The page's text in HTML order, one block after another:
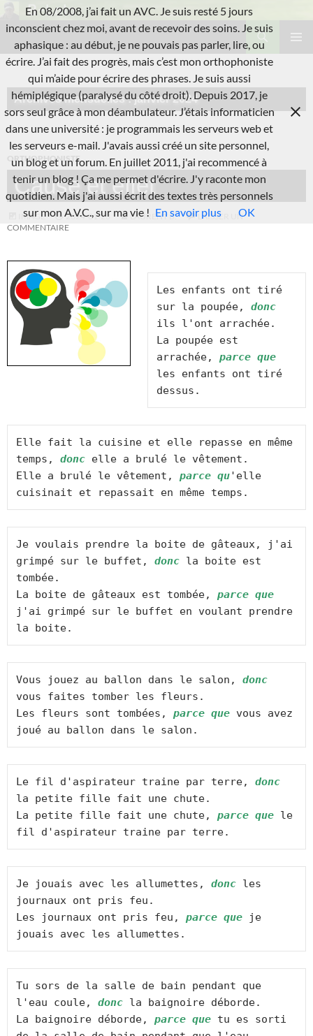
au
contenu
L'A.V.C.
Recherche
Archives mensuelles : janvier 2024
ORTHOPHONISTE
Cause et effet
IMAGE 2024-01-23 LAURENT B.
LAISSER UN
COMMENTAIRE
Les enfants ont tiré
sur la poupée, donc
ils l'ont arrachée.
La poupée est
arrachée, parce que
les enfants ont tiré
dessus.
Elle fait la cuisine et elle repasse en même
temps, donc elle a brulé le vêtement.
Elle a brulé le vêtement, parce qu'elle
cuisinait et repassait en même temps.
Je voulais prendre la boite de gâteaux, j'ai
grimpé sur le buffet, donc la boite est
tombée.
La boite de gâteaux est tombée, parce que
j'ai grimpé sur le buffet en voulant prendre
la boite.
Vous jouez au ballon dans le salon, donc
vous faites tomber les fleurs.
Les fleurs sont tombées, parce que vous avez
joué au ballon dans le salon.
Le fil d'aspirateur traine par terre, donc
la petite fille fait une chute.
La petite fille fait une chute, parce que le
fil d'aspirateur traine par terre.
Je jouais avec les allumettes, donc les
journaux ont pris feu.
Les journaux ont pris feu, parce que je
jouais avec les allumettes.
Tu sors de la salle de bain pendant que
l'eau coule, donc la baignoire déborde.
La baignoire déborde, parce que tu es sorti
En 08/2008, j’ai fait un AVC. Je suis resté 5 jours
inconscient chez moi, avant de recevoir des soins. Je suis
aphasique : au début, je ne pouvais pas parler, lire, ou
écrire. J’ai fait des progrès, mais c’est mon orthophoniste
qui m’aide pour écrire des phrases. Je suis aussi
hémiplégique (paralysé du côté droit). Depuis 2017, je
sors seul grâce à mon déambulateur. J’étais informaticien
dans une université : je programmais les serveurs web et
les serveurs e-mail. J'avais aussi créé un site personnel,
un blog et un forum. En juillet 2011, j'ai recommencé à
tenir un blog ! Ça me permet d'écrire. J'y raconte mon
quotidien. Mais j'ai aussi écrit des textes très personnels
sur mon A.V.C., sur ma vie ! En savoir plus OK